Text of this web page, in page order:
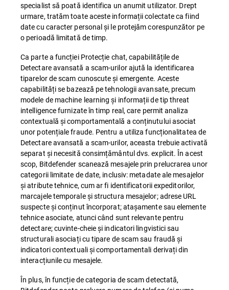
specialist să poată identifica un anumit utilizator. Drept
urmare, tratăm toate aceste informații colectate ca fiind
date cu caracter personal și le protejăm corespunzător pe
o perioadă limitată de timp.
Ca parte a funcției Protecție chat, capabilitățile de
Detectare avansată a scam-urilor ajută la identificarea
tiparelor de scam cunoscute și emergente. Aceste
capabilități se bazează pe tehnologii avansate, precum
modele de machine learning și informații de tip threat
intelligence furnizate în timp real, care permit analiza
contextuală și comportamentală a conținutului asociat
unor potențiale fraude. Pentru a utiliza funcționalitatea de
Detectare avansată a scam-urilor, aceasta trebuie activată
separat și necesită consimțământul dvs. explicit. În acest
scop, Bitdefender scanează mesajele prin prelucrarea unor
categorii limitate de date, inclusiv: metadate ale mesajelor
și atribute tehnice, cum ar fi identificatorii expeditorilor,
marcajele temporale și structura mesajelor; adrese URL
suspecte și conținut încorporat; atașamente sau elemente
tehnice asociate, atunci când sunt relevante pentru
detectare; cuvinte-cheie și indicatori lingvistici sau
structurali asociați cu tipare de scam sau fraudă și
indicatori contextuali și comportamentali derivați din
interacțiunile cu mesajele.
În plus, în funcție de categoria de scam detectată,